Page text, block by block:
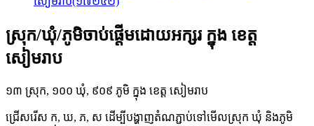
ស្រុក/ឃុំ/ភូមិចាប់ផ្តើមដោយអក្សរ ក្នុង ខេត្ត
សៀមរាប
១៣ ស្រុក, ១០០ ឃុំ, ៩០៩ ភូមិ ក្នុង ខេត្ត សៀមរាប
ជ្រើសរើស ក, ឃ, ភ, ស ដើម្បីបង្ហាញតំណភ្ជាប់ទៅមើលស្រុក ឃុំ និងភូមិ